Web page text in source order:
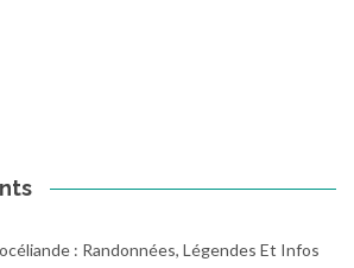
: Randonnées, Légendes Et Infos